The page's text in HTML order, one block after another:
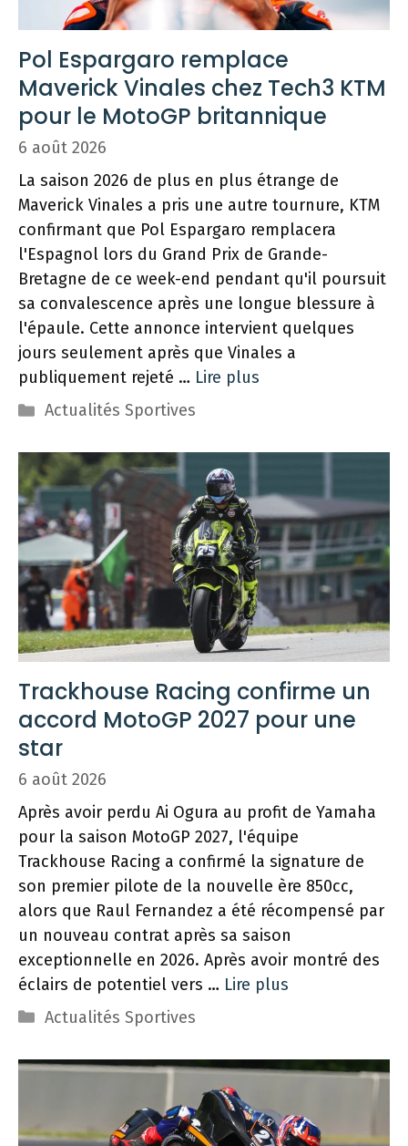
Pol Espargaro remplace
Maverick Vinales chez Tech3 KTM
pour le MotoGP britannique
6 août 2026
La saison 2026 de plus en plus étrange de
Maverick Vinales a pris une autre tournure, KTM
confirmant que Pol Espargaro remplacera
l'Espagnol lors du Grand Prix de Grande-
Bretagne de ce week-end pendant qu'il poursuit
sa convalescence après une longue blessure à
l'épaule. Cette annonce intervient quelques
jours seulement après que Vinales a
publiquement rejeté … Lire plus
Catégories
Actualités Sportives
Trackhouse Racing confirme un
accord MotoGP 2027 pour une
star
6 août 2026
Après avoir perdu Ai Ogura au profit de Yamaha
pour la saison MotoGP 2027, l'équipe
Trackhouse Racing a confirmé la signature de
son premier pilote de la nouvelle ère 850cc,
alors que Raul Fernandez a été récompensé par
un nouveau contrat après sa saison
exceptionnelle en 2026. Après avoir montré des
éclairs de potentiel vers … Lire plus
Catégories
Actualités Sportives